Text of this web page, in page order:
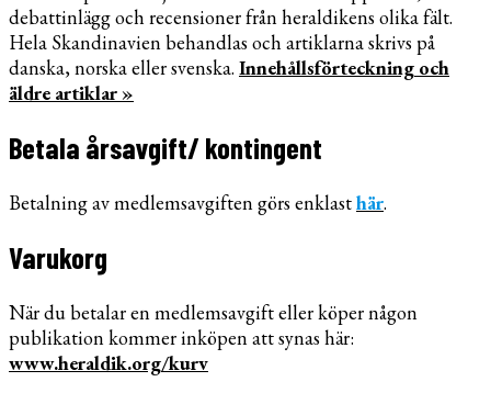
debattinlägg och recensioner från heraldikens olika fält.
Hela Skandinavien behandlas och artiklarna skrivs på
danska, norska eller svenska. Innehållsförteckning och
äldre artiklar »
Betala årsavgift/ kontingent
Betalning av medlemsavgiften görs enklasthär.
Varukorg
När du betalar en medlemsavgift eller köper någon
publikation kommer inköpen att synas här:
www.heraldik.org/kurv